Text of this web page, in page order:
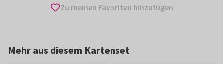
Zu meinen Favoriten hinzufügen
Mehr aus diesem Kartenset